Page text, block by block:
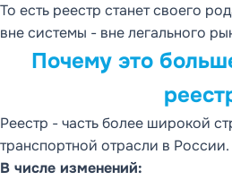
То есть реестр станет своего
вне системы - вне легального
Почему это
Реестр - часть более широкой
транспортной отрасли в России.
В числе изменений: